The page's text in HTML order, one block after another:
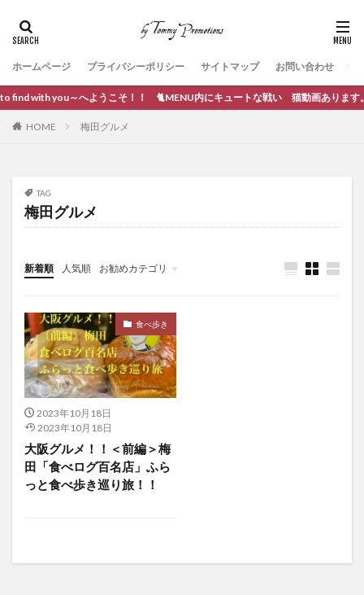
ホームページ プライバシーポリシー サイトマップ お問い合わせ
you～へようこそ！！ 🐈MENU内にキュートな戦い 猫動画あります。
HOME 梅田グルメ
TAG
梅田グルメ
新着順 人気順 お勧めカテゴリ
ブログ作成
食べ歩き
2023年10月18日
2023年10月18日
大阪グルメ！！＜前編＞梅
田「食べログ百名店」ふら
っと食べ歩き巡り旅！！